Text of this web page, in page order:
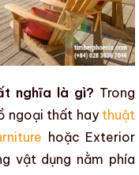
nghĩa là gì? Trong
ngoại thất hay thuật
hoặc Exterior
vật dụng nằm phía